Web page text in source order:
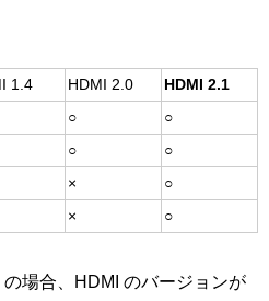
1.4 HDMI 2.0
HDMI 2.1
○
○
○
○
×
○
× ○
場合、HDMI のバージョンが